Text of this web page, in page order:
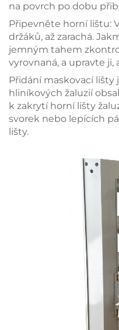
na povrch po dobu
Připevněte horní lištu:
držáků, až zarachá.
jemným tahem
vyrovnaná, a upravte ji,
Přidání maskovací lišty
hliníkových žaluzií
k zakrytí horní lišty
svorek nebo lepících
lišty.